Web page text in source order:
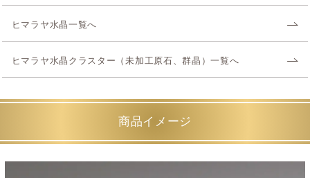
ヒマラヤ水晶一覧へ
ヒマラヤ水晶クラスター（未加工原石、群晶）一覧へ
商品イメージ